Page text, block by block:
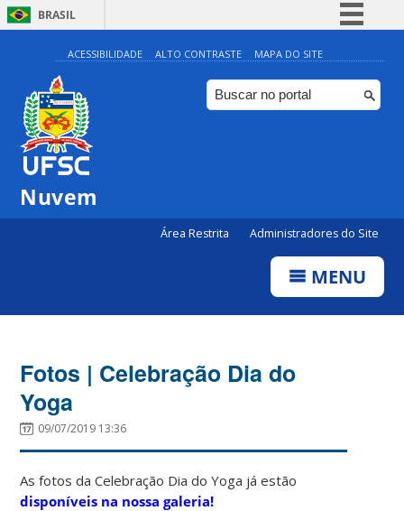
BRASIL
Simplifique!
Comunica BR
Participe
ACESSIBILIDADE ALTO CONTRASTE MAPA DO SITE
Nuvem
Área Restrita Administradores do Site
MENU
Fotos | Celebração Dia do
Yoga
09/07/2019 13:36
As fotos da Celebração Dia do Yoga já estão
disponíveis na nossa galeria!